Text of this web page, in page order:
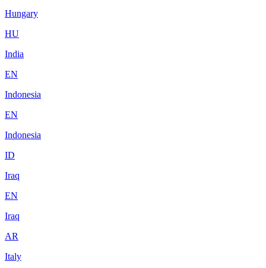
Hungary
HU
India
EN
Indonesia
EN
Indonesia
ID
Iraq
EN
Iraq
AR
Italy